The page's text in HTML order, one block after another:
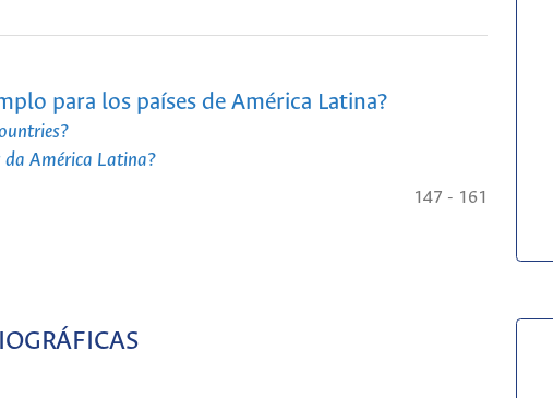
para los países de América Latina?
da América Latina?
147 - 161